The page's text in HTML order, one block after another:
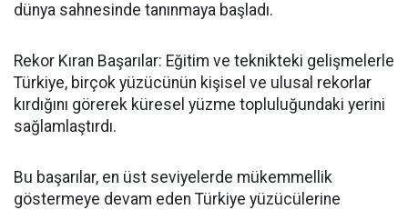
dünya sahnesinde tanınmaya başladı.
Rekor Kıran Başarılar: Eğitim ve teknikteki gelişmelerle
Türkiye, birçok yüzücünün kişisel ve ulusal rekorlar
kırdığını görerek küresel yüzme topluluğundaki yerini
sağlamlaştırdı.
Bu başarılar, en üst seviyelerde mükemmellik
göstermeye devam eden Türkiye yüzücülerine